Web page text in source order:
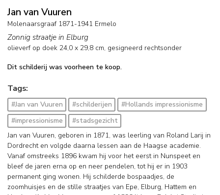
Jan van Vuuren
Molenaarsgraaf 1871-1941 Ermelo
Zonnig straatje in Elburg
olieverf op doek 24,0 x 29,8 cm, gesigneerd rechtsonder
Dit schilderij was voorheen te koop.
Tags:
#Jan van Vuuren #schilderijen
#Hollands impressionisme
#impressionisme
#stadsgezicht
Jan van Vuuren, geboren in 1871, was leerling van Roland Larij in
Dordrecht en volgde daarna lessen aan de Haagse academie.
Vanaf omstreeks 1896 kwam hij voor het eerst in Nunspeet en
bleef de jaren erna op en neer pendelen, tot hij er in 1903
permanent ging wonen. Hij schilderde bospaadjes, de
zoomhuisjes en de stille straatjes van Epe, Elburg, Hattem en